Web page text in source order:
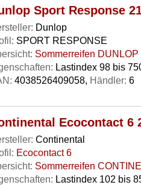
Sport Response
Dunlop
SPORT RESPONSE
Sommerreifen DUNLOP
Lastindex 98 bis
4038526409058, Händler: 6
Ecocontact 6
Continental
Ecocontact 6
Sommerreifen
Lastindex 102 bis